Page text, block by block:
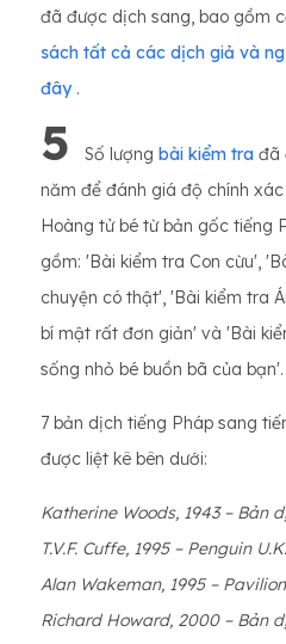
đã được dịch sang, bao gồm
sách tất cả các dịch giả và
đây.
5 Số lượng bài kiểm tra đã
năm để đánh giá độ chính
Hoàng tử bé từ bản gốc tiếng
gồm: 'Bài kiểm tra Con cừu',
chuyện có thật', 'Bài kiểm tra
bí mật rất đơn giản' và 'Bài
sống nhỏ bé buồn bã của bạn'.
7 bản dịch tiếng Pháp sang
được liệt kê bên dưới:
Katherine Woods, 1943 – Bản
T.V.F. Cuffe, 1995 – Penguin U.K.
Alan Wakeman, 1995 –
Richard Howard, 2000 – Bản